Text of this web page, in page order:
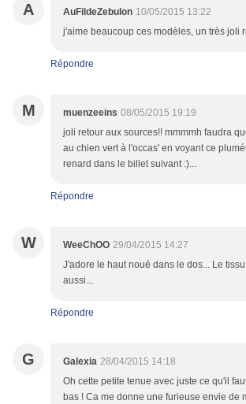
A AuFildeZebulon 10/05/2015 13:22
j'aime beaucoup ces modèles, un très joli
Répondre
M muenzeeins 08/05/2015 19:19
joli retour aux sources!! mmmmh faudra
au chien vert à l'occas' en voyant ce
renard dans le billet suivant :)...
Répondre
W WeeChOO 29/04/2015 14:27
J'adore le haut noué dans le dos... Le
aussi...
Répondre
G Galexia 28/04/2015 14:18
Oh cette petite tenue avec juste ce qu'il
bas ! Ca me donne une furieuse envie de